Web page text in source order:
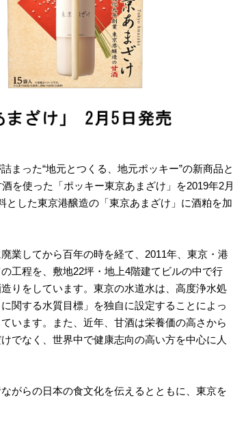
った“地元とつくる、地元ポッキー”の新商品と
を使った「ポッキー東京あまざけ」を2019年2月
した東京港醸造の「東京あまざけ」に酒粕を加
業してから百年の時を経て、2011年、東京・港
工程を、敷地22坪・地上4階建てビルの中で行
りをしています。東京の水道水は、高度浄水処
関する水質目標」を独自に設定することによっ
います。また、近年、甘酒は栄養価の高さから
でなく、世界中で健康志向の高い方を中心に人
がらの日本の食文化を伝えるとともに、東京を